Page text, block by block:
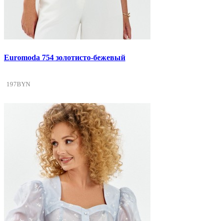
Euromoda 754 золотисто-бежевый
197BYN